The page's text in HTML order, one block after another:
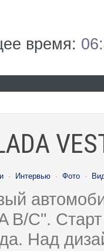
время:
· Интервью · Фото ·
B/C".
Над